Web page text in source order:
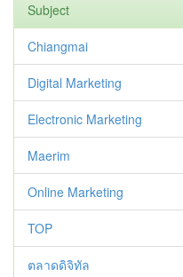
Subject
Chiangmai
Digital Marketing
Electronic Marketing
Maerim
Online Marketing
TOP
ตลาดดิจิทัล